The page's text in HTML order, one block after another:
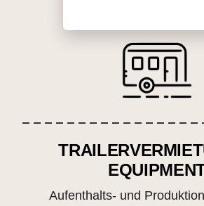
Aufenthalts- und